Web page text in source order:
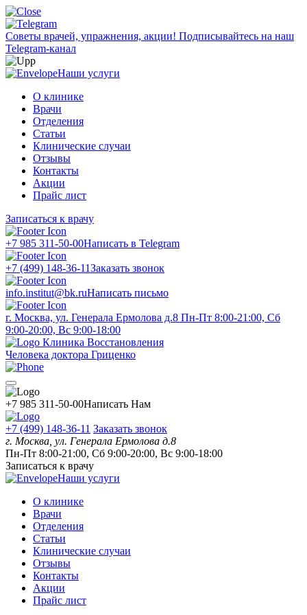
Советы врачей, упражнения, акции! Подписывайтесь на наш
Telegram-канал
Наши услуги
О клинике
Врачи
Отделения
Статьи
Клинические случаи
Отзывы
Контакты
Акции
Прайс лист
Записаться к врачу
+7 985 311-50-00Написать в Telegram
+7 (499) 148-36-11Заказать звонок
info.institut@bk.ruНаписать письмо
г. Москва, ул. Генерала Ермолова д.8 Пн-Пт 8:00-21:00, Сб
9:00-20:00, Вс 9:00-18:00
Клиника Восстановления
Человека доктора Гриценко
+7 985 311-50-00Написать Нам
+7 (499) 148-36-11 Заказать звонок
г. Москва, ул. Генерала Ермолова д.8
Пн-Пт 8:00-21:00, Сб 9:00-20:00, Вс 9:00-18:00
Записаться к врачу
Наши услуги
О клинике
Врачи
Отделения
Статьи
Клинические случаи
Отзывы
Контакты
Акции
Прайс лист